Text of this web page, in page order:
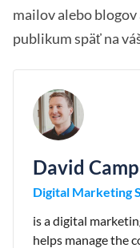
mailov alebo
publikum späť na
David
Digital Marketing
is a digital
helps manage the